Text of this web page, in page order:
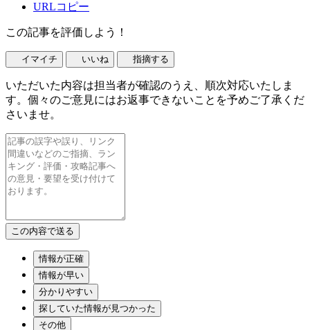
URLコピー
この記事を評価しよう！
イマイチ いいね 指摘する
いただいた内容は担当者が確認のうえ、順次対応いたしま
す。個々のご意見にはお返事できないことを予めご了承くだ
さいませ。
情報が正確
情報が早い
分かりやすい
探していた情報が見つかった
その他